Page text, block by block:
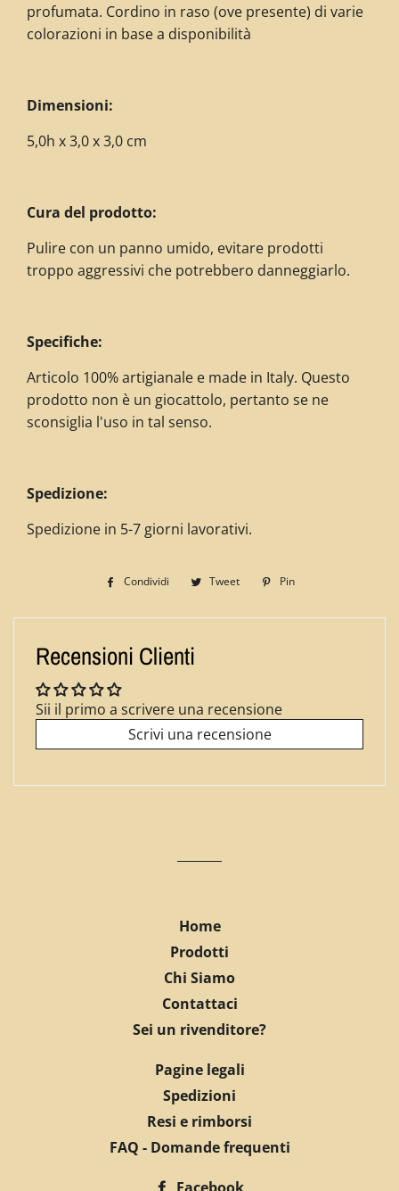
profumata. Cordino in raso (ove presente) di varie
colorazioni in base a disponibilità
Dimensioni:
5,0h x 3,0 x 3,0 cm
Cura del prodotto:
Pulire con un panno umido, evitare prodotti
troppo aggressivi che potrebbero danneggiarlo.
Specifiche:
Articolo 100% artigianale e made in Italy. Questo
prodotto non è un giocattolo, pertanto se ne
sconsiglia l'uso in tal senso.
Spedizione:
Spedizione in 5-7 giorni lavorativi.
Condividi
Condividi
Facebook
Tweet
Twitta
Twitter
Pin
Pinterest
Recensioni Clienti
Sii il primo a scrivere una recensione
Scrivi una recensione
Home
Prodotti
Chi Siamo
Contattaci
Sei un rivenditore?
Pagine legali
Spedizioni
Resi e rimborsi
FAQ - Domande frequenti